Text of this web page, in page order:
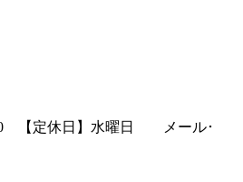
【定休日】水曜日
メール･